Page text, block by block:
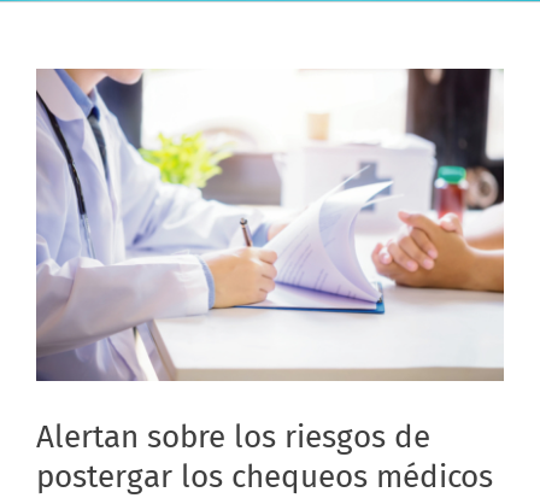
Alertan sobre los riesgos de
postergar los chequeos médicos